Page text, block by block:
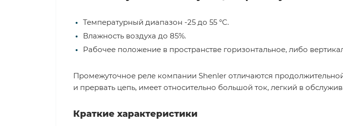
Температурный диапазон -25 до 55 °С.
Влажность воздуха до 85%.
Рабочее положение в пространстве горизонтальное, либо
Промежуточное реле компании Shenler отличаются
и прервать цепь, имеет относительно большой ток, легкий в
Краткие характеристики